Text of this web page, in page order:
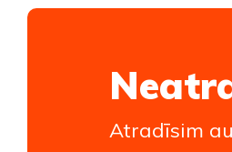
Atradīsim